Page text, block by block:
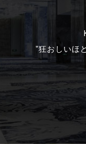
”狂おしいほ